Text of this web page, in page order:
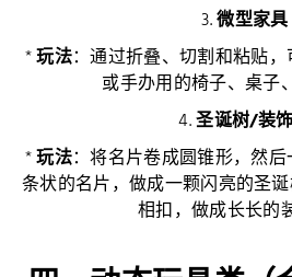
3.微型家具
*玩法：通过折叠、切割和粘贴
或手办用的椅子、桌子
4.圣诞树/装
*玩法：将名片卷成圆锥形，然
条状的名片，做成一颗闪亮的圣
相扣，做成长长的